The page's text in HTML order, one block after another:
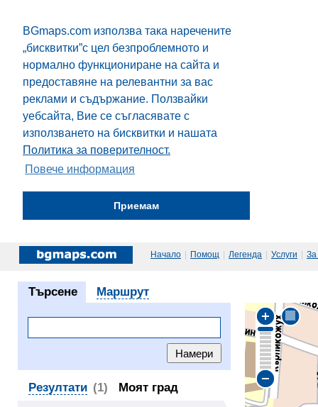
BGmaps.com използва така наречените
„бисквитки”с цел безпроблемното и
нормално функциониране на сайта и
предоставяне на релевантни за вас
реклами и съдържание. Ползвайки
уебсайта, Вие се съгласявате с
използването на бисквитки и нашата
Политика за поверителност.
Повече информация
Приемам
Начало | Помощ | Легенда | Услуги | За
Търсене Маршрут
Резултати (1) Моят град